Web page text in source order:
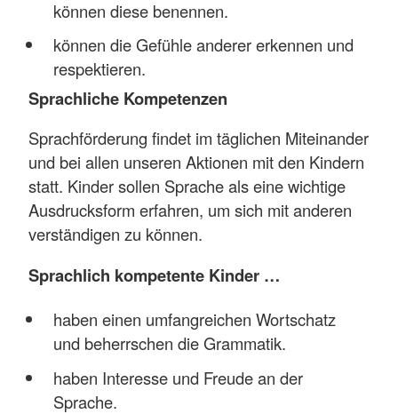
können diese benennen.
können die Gefühle anderer erkennen und
respektieren.
Sprachliche Kompetenzen
Sprachförderung findet im täglichen Miteinander
und bei allen unseren Aktionen mit den Kindern
statt. Kinder sollen Sprache als eine wichtige
Ausdrucksform erfahren, um sich mit anderen
verständigen zu können.
Sprachlich kompetente Kinder …
haben einen umfangreichen Wortschatz
und beherrschen die Grammatik.
haben Interesse und Freude an der
Sprache.